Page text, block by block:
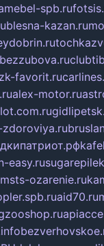
spb.ru
blesna-kazan.ru
bezzubova.ru
favorit.ru
alex-motor.ru
zdoroviya.ru
easy.ru
msts-ozarenie.ru
aid70.ru